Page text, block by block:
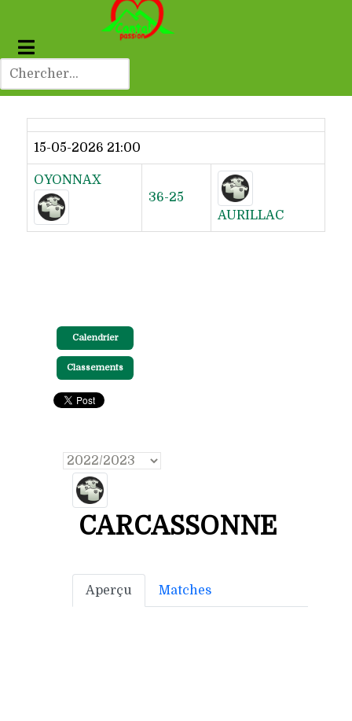
Dernier résultat
15-05-2026 21:00
OYONNAX
36-25
AURILLAC
Calendrier
Classements
CARCASSONNE
Aperçu Matches